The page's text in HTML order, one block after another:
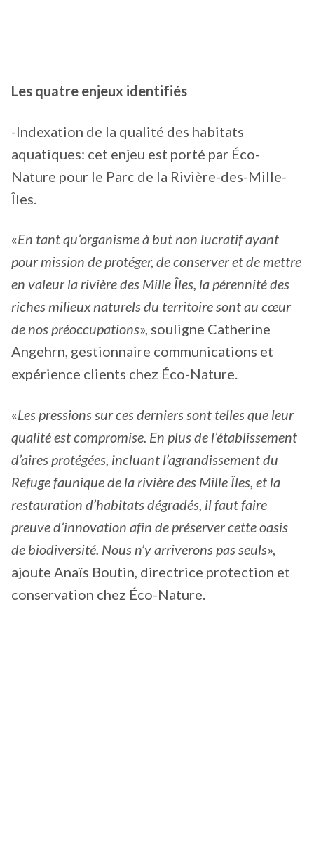
Les quatre enjeux identifiés
-Indexation de la qualité des habitats
aquatiques: cet enjeu est porté par Éco-
Nature pour le Parc de la Rivière-des-Mille-
Îles.
«En tant qu’organisme à but non lucratif ayant
pour mission de protéger, de conserver et de mettre
en valeur la rivière des Mille Îles, la pérennité des
riches milieux naturels du territoire sont au cœur
de nos préoccupations», souligne Catherine
Angehrn, gestionnaire communications et
expérience clients chez Éco-Nature.
«Les pressions sur ces derniers sont telles que leur
qualité est compromise. En plus de l’établissement
d’aires protégées, incluant l’agrandissement du
Refuge faunique de la rivière des Mille Îles, et la
restauration d’habitats dégradés, il faut faire
preuve d’innovation afin de préserver cette oasis
de biodiversité. Nous n’y arriverons pas seuls»,
ajoute Anaïs Boutin, directrice protection et
conservation chez Éco-Nature.